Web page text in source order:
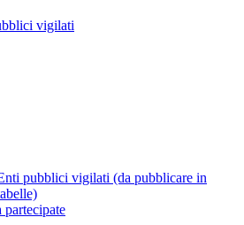
vigilati
pubblici vigilati (da pubblicare in
partecipate